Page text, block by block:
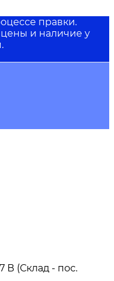
правки.
и наличие у
В (Склад - пос.